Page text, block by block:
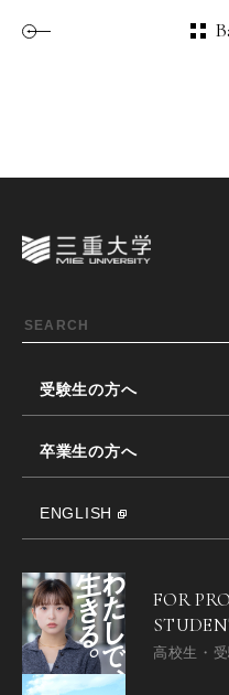
受験生の方へ
卒業生の方へ
ENGLISH
FOR
高校生・